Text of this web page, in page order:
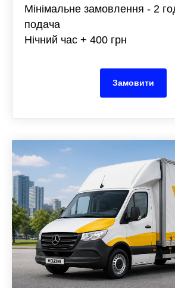
Мінімальне замовлення - 2
подача
Нічний час + 400 грн
Замовити